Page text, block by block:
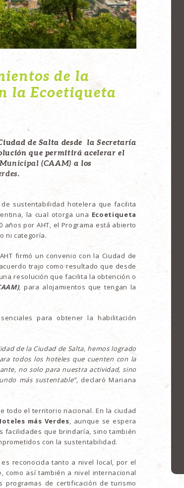
de la
la Ecoetiqueta
de Salta desde la Secretaría
que permitirá acelerar el
(CAAM) a los
.
sustentabilidad hotelera que facilita
la cual otorga una Ecoetiqueta
por AHT, el Programa está abierto
ni categoría.
firmó un convenio con la Ciudad de
trajo como resultado que desde
resolución que facilita la obtención o
, para alojamientos que tengan la
para obtener la habilitación
de la Ciudad de Salta, hemos logrado
todos los hoteles que cuenten con la
no solo para nuestra actividad, sino
más sustentable”, declaró Mariana
todo el territorio nacional. En la ciudad
más Verdes, aunque se espera
facilidades que brindaría, sino también
con la sustentabilidad.
reconocida tanto a nivel local, por el
como así también a nivel internacional
programas de certificación de turismo